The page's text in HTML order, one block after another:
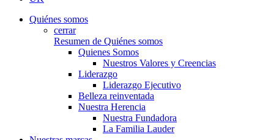
Quiénes somos
cerrar
Resumen de Quiénes somos
Quienes Somos
Nuestros Valores y Creencias
Liderazgo
Liderazgo Ejecutivo
Belleza reinventada
Nuestra Herencia
Nuestra Fundadora
La Familia Lauder